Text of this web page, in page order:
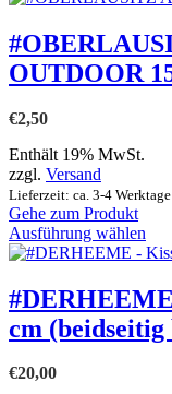
OUTDOOR
€2,50
Enthält 19% MwSt.
zzgl. Versand
Lieferzeit: ca. 3-4 Werktage
Gehe zum Produkt
Ausführung wählen
auf.
cm
€20,00